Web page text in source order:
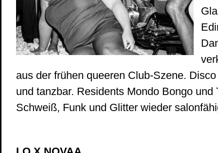
aus der frühen queeren Club-Szene.
und tanzbar. Residents Mondo Bongo und
Schweiß, Funk und Glitter wieder